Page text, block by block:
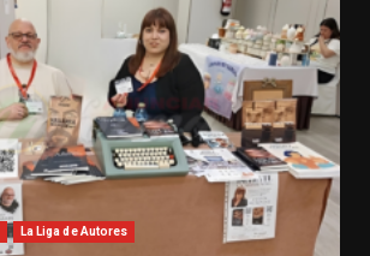
La Liga de Autores